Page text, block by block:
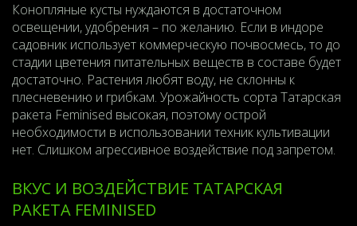
Конопляные кусты нуждаются в достаточном
освещении, удобрения – по желанию. Если в индоре
садовник использует коммерческую почвосмесь, то до
стадии цветения питательных веществ в составе будет
достаточно. Растения любят воду, не склонны к
плесневению и грибкам. Урожайность сорта Татарская
ракета Feminised высокая, поэтому острой
необходимости в использовании техник культивации
нет. Слишком агрессивное воздействие под запретом.
ВКУС И ВОЗДЕЙСТВИЕ ТАТАРСКАЯ
РАКЕТА FEMINISED